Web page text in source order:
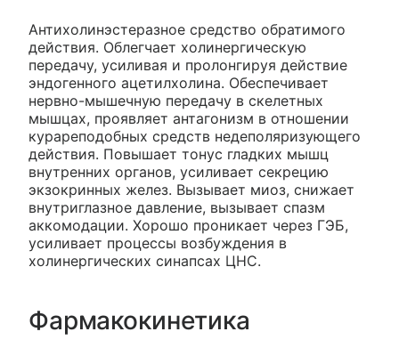
Антихолинэстеразное средство обратимого
действия. Облегчает холинергическую
передачу, усиливая и пролонгируя действие
эндогенного ацетилхолина. Обеспечивает
нервно-мышечную передачу в скелетных
мышцах, проявляет антагонизм в отношении
курареподобных средств недеполяризующего
действия. Повышает тонус гладких мышц
внутренних органов, усиливает секрецию
экзокринных желез. Вызывает миоз, снижает
внутриглазное давление, вызывает спазм
аккомодации. Хорошо проникает через ГЭБ,
усиливает процессы возбуждения в
холинергических синапсах ЦНС.
Фармакокинетика